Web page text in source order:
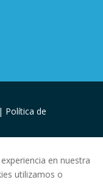
Política de
en nuestra
utilizamos o